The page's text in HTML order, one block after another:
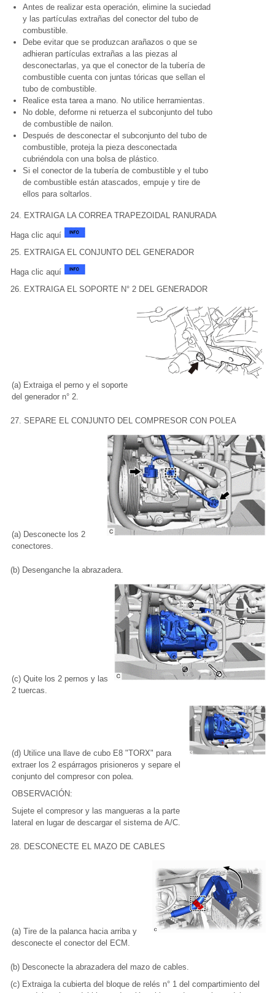
Antes de realizar esta operación, elimine la suciedad
y las partículas extrañas del conector del tubo de
combustible.
Debe evitar que se produzcan arañazos o que se
adhieran partículas extrañas a las piezas al
desconectarlas, ya que el conector de la tubería de
combustible cuenta con juntas tóricas que sellan el
tubo de combustible.
Realice esta tarea a mano. No utilice herramientas.
No doble, deforme ni retuerza el subconjunto del tubo
de combustible de nailon.
Después de desconectar el subconjunto del tubo de
combustible, proteja la pieza desconectada
cubriéndola con una bolsa de plástico.
Si el conector de la tubería de combustible y el tubo
de combustible están atascados, empuje y tire de
ellos para soltarlos.
24. EXTRAIGA LA CORREA TRAPEZOIDAL RANURADA
Haga clic aquí
25. EXTRAIGA EL CONJUNTO DEL GENERADOR
Haga clic aquí
26. EXTRAIGA EL SOPORTE N° 2 DEL GENERADOR
(a) Extraiga el perno y el soporte
del generador n° 2.
27. SEPARE EL CONJUNTO DEL COMPRESOR CON POLEA
(a) Desconecte los 2
conectores.
(b) Desenganche la abrazadera.
(c) Quite los 2 pernos y las
2 tuercas.
(d) Utilice una llave de cubo E8 "TORX" para
extraer los 2 espárragos prisioneros y separe el
conjunto del compresor con polea.
OBSERVACIÓN:
Sujete el compresor y las mangueras a la parte
lateral en lugar de descargar el sistema de A/C.
28. DESCONECTE EL MAZO DE CABLES
(a) Tire de la palanca hacia arriba y
desconecte el conector del ECM.
(b) Desconecte la abrazadera del mazo de cables.
(c) Extraiga la cubierta del bloque de relés n° 1 del compartimiento del